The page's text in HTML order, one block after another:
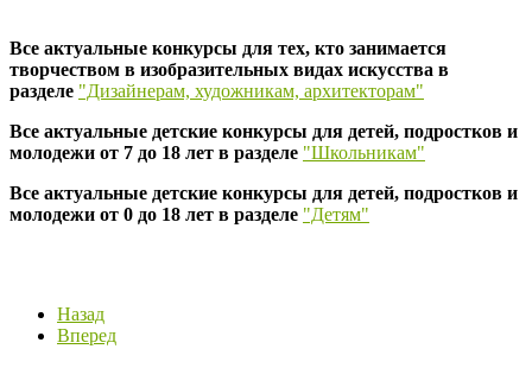
Все актуальные конкурсы для тех, кто занимается
творчеством в изобразительных видах искусства в
разделе "Дизайнерам, художникам, архитекторам"
Все актуальные детские конкурсы для детей, подростков и
молодежи от 7 до 18 лет в разделе "Школьникам"
Все актуальные детские конкурсы для детей, подростков и
молодежи от 0 до 18 лет в разделе "Детям"
Назад
Вперед